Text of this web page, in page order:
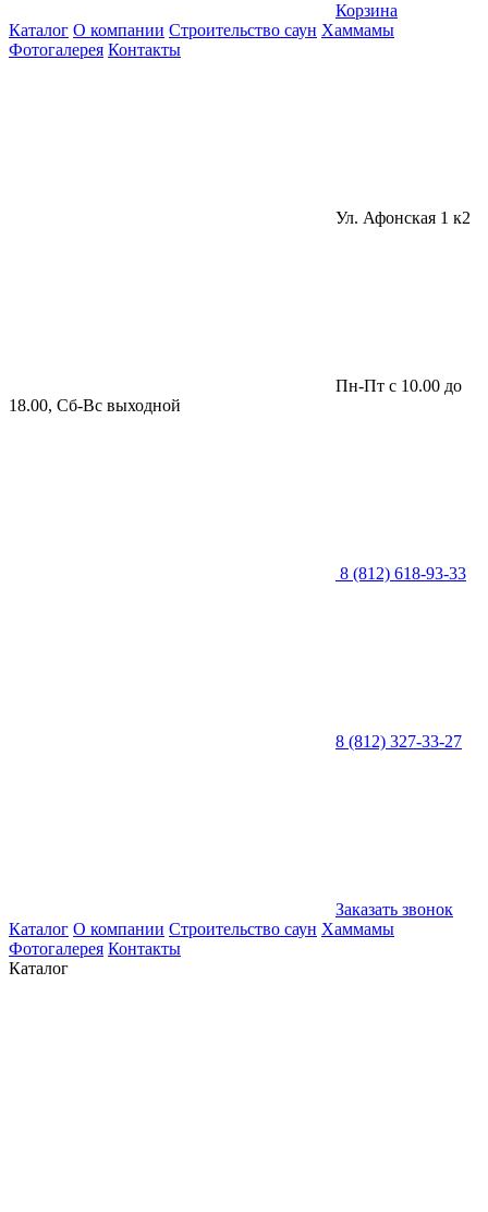
Корзина
Каталог О компании Строительство саун Хаммамы
Фотогалерея Контакты
Ул. Афонская 1 к2
Пн-Пт с 10.00 до
18.00, Сб-Вс выходной
8 (812) 618-93-33
8 (812) 327-33-27
Заказать звонок
Каталог О компании Строительство саун Хаммамы
Фотогалерея Контакты
Каталог